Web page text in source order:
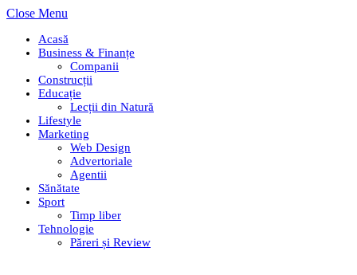
Close Menu
Acasă
Business & Finanțe
Companii
Construcții
Educație
Lecții din Natură
Lifestyle
Marketing
Web Design
Advertoriale
Agentii
Sănătate
Sport
Timp liber
Tehnologie
Păreri și Review